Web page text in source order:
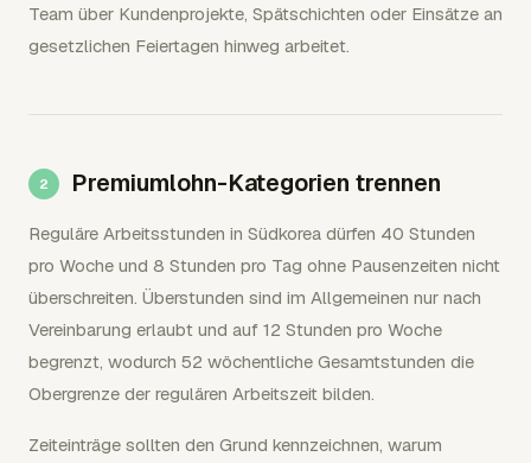
Team über Kundenprojekte, Spätschichten oder Einsätze an
gesetzlichen Feiertagen hinweg arbeitet.
Premiumlohn-Kategorien trennen
Reguläre Arbeitsstunden in Südkorea dürfen 40 Stunden
pro Woche und 8 Stunden pro Tag ohne Pausenzeiten nicht
überschreiten. Überstunden sind im Allgemeinen nur nach
Vereinbarung erlaubt und auf 12 Stunden pro Woche
begrenzt, wodurch 52 wöchentliche Gesamtstunden die
Obergrenze der regulären Arbeitszeit bilden.
Zeiteinträge sollten den Grund kennzeichnen, warum